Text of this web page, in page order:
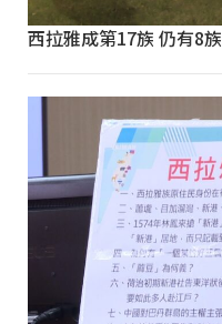
西拉雅成第17族 仍有8